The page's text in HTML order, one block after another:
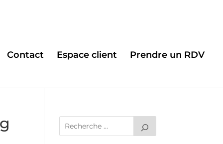
Contact Espace client Prendre un RDV